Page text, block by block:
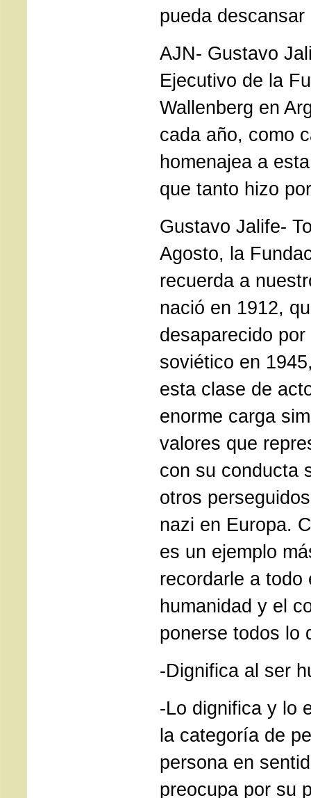
pueda descansar
AJN- Gustavo
Ejecutivo de la
Wallenberg en
cada año, como
homenajea a
que tanto hizo
Gustavo Jalife-
Agosto, la
recuerda a
nació en 1912,
desaparecido
soviético en
esta clase de
enorme carga
valores que
con su conducta
otros
nazi en Europa.
es un ejemplo
recordarle a todo
humanidad y el
ponerse todos lo
-Dignifica al ser
-Lo dignifica y lo
la categoría de
persona en
preocupa por su